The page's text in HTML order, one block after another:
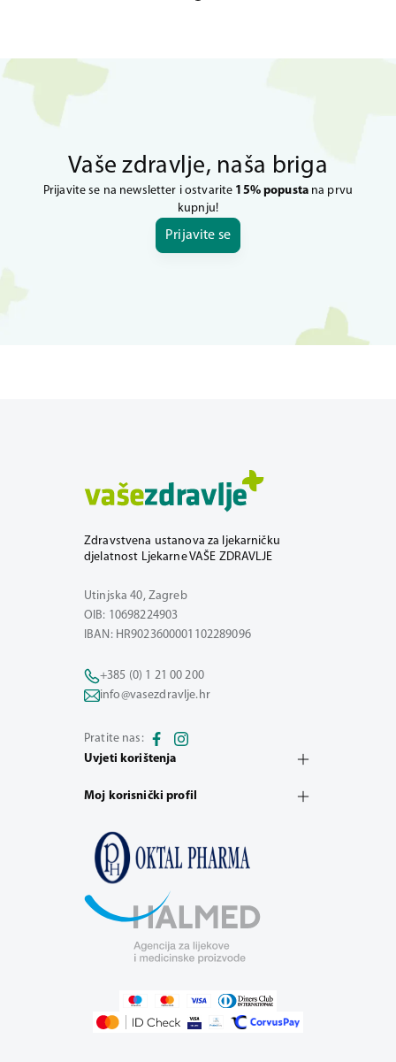
Vaše zdravlje, naša briga
Prijavite se na newsletter i ostvarite 15% popustana prvu
kupnju!
Prijavite se
Zdravstvena ustanova za ljekarničku
djelatnost Ljekarne VAŠE ZDRAVLJE
Utinjska 40, Zagreb
OIB: 10698224903
IBAN: HR9023600001102289096
+385 (0) 1 21 00 200
info@vasezdravlje.hr
Pratite nas:
Uvjeti korištenja
Moj korisnički profil